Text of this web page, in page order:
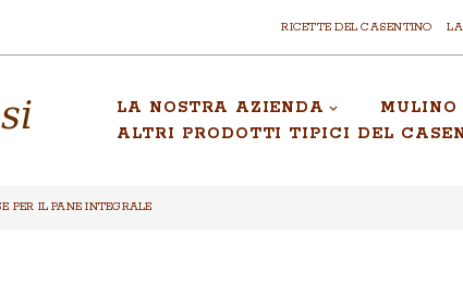
RICETTE DEL CASENTINO
LA NOSTRA AZIENDA
ALTRI PRODOTTI TIPICI DEL
PER IL PANE INTEGRALE